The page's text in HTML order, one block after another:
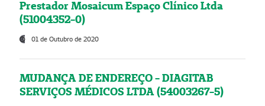
Prestador Mosaicum Espaço Clínico Ltda
(51004352-0)
01 de Outubro de 2020
MUDANÇA DE ENDEREÇO - DIAGITAB
SERVIÇOS MÉDICOS LTDA (54003267-5)